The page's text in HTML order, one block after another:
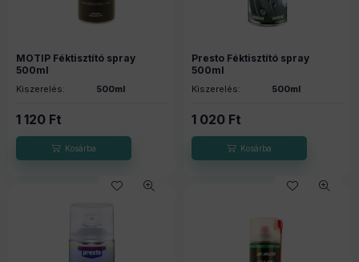
MOTIP Féktisztító spray
500ml
Kiszerelés: 500ml
1 120 Ft
Presto Féktisztító spray
500ml
Kiszerelés: 500ml
1 020 Ft